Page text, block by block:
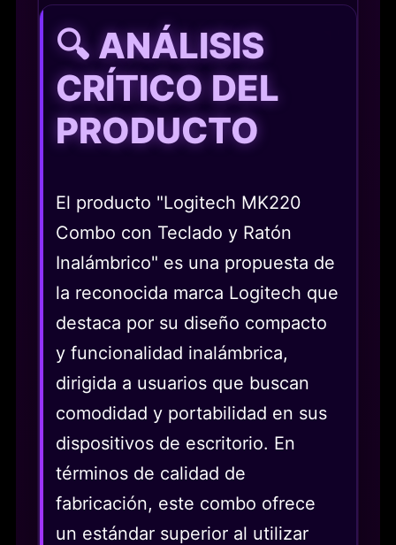
🔍 ANÁLISIS
CRÍTICO DEL
PRODUCTO
El producto "Logitech MK220
Combo con Teclado y Ratón
Inalámbrico" es una propuesta de
la reconocida marca Logitech que
destaca por su diseño compacto
y funcionalidad inalámbrica,
dirigida a usuarios que buscan
comodidad y portabilidad en sus
dispositivos de escritorio. En
términos de calidad de
fabricación, este combo ofrece
un estándar superior al utilizar